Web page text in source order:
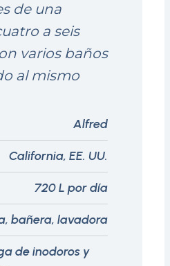
de una
a seis
varios baños
al mismo
Alfred
California, EE. UU.
720 L por día
bañera, lavadora
de inodoros y